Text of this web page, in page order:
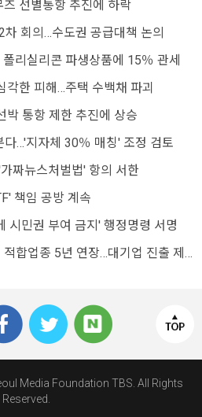
선별통항 추진에 하락
차 회의…수도권 공급대책 논의
리실리콘 파생상품에 15％ 관세
각한 피해…주택 수백채 파괴
박 통항 제한 추진에 상승
다…'지자체 30％ 매칭' 조정 검토
짜뉴스처벌법' 항의 서한
책임 공방 계속
시민권 부여 금지' 행정명령 서명
적합업종 5년 연장…대기업 진출 제
Media Foundation TBS. All Rights
Reserved.